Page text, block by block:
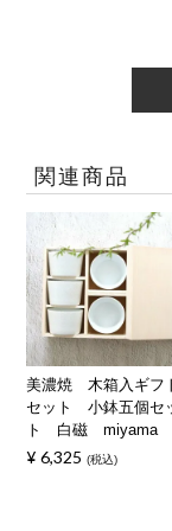
関連商品
美濃焼 木箱入ギフ
セット 小鉢五個セ
ト 白磁 miyama
¥ 6,325 税込